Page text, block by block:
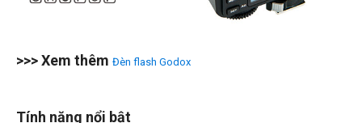
>>> Xem thêm Đèn flash Godox
Tính năng nổi bật